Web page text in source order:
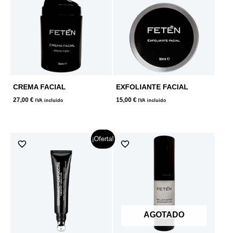
CREMA FACIAL
27,00 € IVA incluido
EXFOLIANTE FACIAL
15,00 € IVA incluido
¡Oferta!
original
60,00 €.
actual
es:
40,00 €.
AGOTADO